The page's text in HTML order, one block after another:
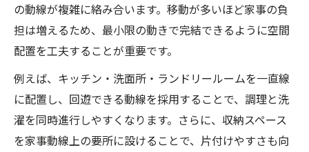
の動線が複雑に絡み合います。移動が多いほど家事の負
担は増えるため、最小限の動きで完結できるように空間
配置を工夫することが重要です。
例えば、キッチン・洗面所・ランドリールームを一直線
に配置し、回遊できる動線を採用することで、調理と洗
濯を同時進行しやすくなります。さらに、収納スペース
を家事動線上の要所に設けることで、片付けやすさも向